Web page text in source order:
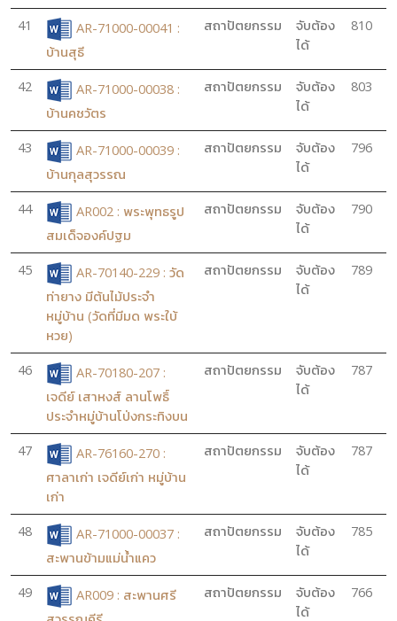
41
AR-71000-00041 :
บ้านสุธี
สถาปัตยกรรม
จับต้อง
ได้
810
42
AR-71000-00038 :
บ้านคชวัตร
สถาปัตยกรรม
จับต้อง
ได้
803
43
AR-71000-00039 :
บ้านกุลสุวรรณ
สถาปัตยกรรม
จับต้อง
ได้
796
44
AR002 : พระพุทธรูป
สมเด็จองค์ปฐม
สถาปัตยกรรม
จับต้อง
ได้
790
45
AR-70140-229 : วัด
ท่ายาง มีต้นไม้ประจำ
หมู่บ้าน (วัดที่มีมด พระใบ้
หวย)
สถาปัตยกรรม
จับต้อง
ได้
789
46
AR-70180-207 :
เจดีย์ เสาหงส์ ลานโพธิ์
ประจำหมู่บ้านโป่งกระทิงบน
สถาปัตยกรรม
จับต้อง
ได้
787
47
AR-76160-270 :
ศาลาเก่า เจดีย์เก่า หมู่บ้าน
เก่า
สถาปัตยกรรม
จับต้อง
ได้
787
48
AR-71000-00037 :
สะพานข้ามแม่น้ำแคว
สถาปัตยกรรม
จับต้อง
ได้
785
49
AR009 : สะพานศรี
สถาปัตยกรรม
จับต้อง
ได้
766